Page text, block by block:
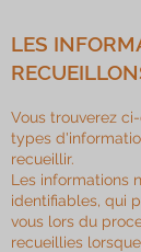
LES
Vous trouverez
types
recueillir.
Les informations
identifiables, qui
vous lors du
recueillies